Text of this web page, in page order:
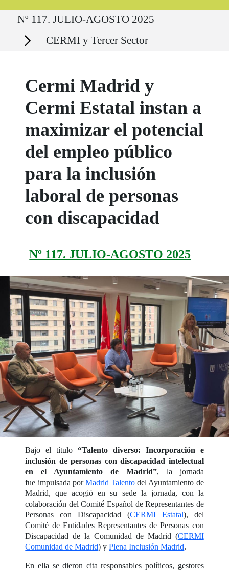
Ruta del sitio
Nº 117. JULIO-AGOSTO 2025
Secciones CERMI y Tercer Sector
Cermi Madrid y
Cermi Estatal instan a
maximizar el potencial
del empleo público
para la inclusión
laboral de personas
con discapacidad
Nº 117. JULIO-AGOSTO 2025
Bajo el título “Talento diverso: Incorporación e
inclusión de personas con discapacidad intelectual
en el Ayuntamiento de Madrid”, la jornada
fue impulsada porMadrid Talento del Ayuntamiento de
Madrid, que acogió en su sede la jornada, con la
colaboración del Comité Español de Representantes de
Personas con Discapacidad (CERMI Estatal), del
Comité de Entidades Representantes de Personas con
Discapacidad de la Comunidad de Madrid (CERMI
Comunidad de Madrid) yPlena Inclusión Madrid.
En ella se dieron cita responsables políticos, gestores